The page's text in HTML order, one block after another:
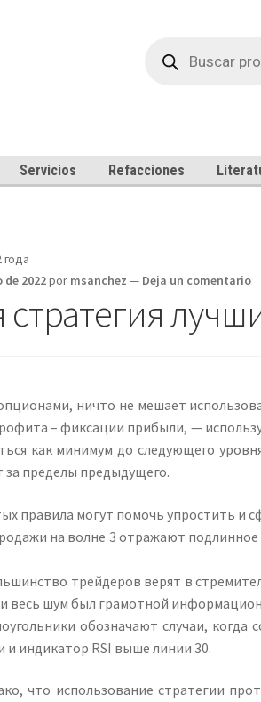
productos
Servicios Refacciones
года
de 2022por msanchez — Deja un comentario
стратегия
ничто не мешает
– фиксации прибыли, —
как минимум до следующего
за пределы предыдущего.
правила могут помочь упростить и
на волне 3 отражают
трейдеров верят в
весь шум был грамотной
обозначают случаи,
и индикатор RSI выше линии 30.
что использование стратегии